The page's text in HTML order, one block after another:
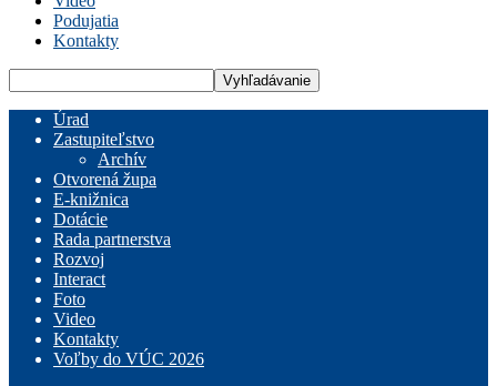
Podujatia
Kontakty
Úrad
Zastupiteľstvo
Archív
Otvorená župa
E-knižnica
Dotácie
Rada partnerstva
Rozvoj
Interact
Foto
Video
Kontakty
Voľby do VÚC 2026